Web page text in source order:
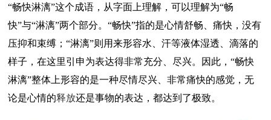
“畅快淋漓”这个成语，从字面上理解，可以理解为“畅
快”与“淋漓”两个部分。“畅快”指的是心情舒畅、痛快，没有
压抑和束缚；“淋漓”则用来形容水、汗等液体湿透、滴落的
样子，在这里引申为表达得非常充分、尽兴。因此，“畅快
淋漓”整体上形容的是一种尽情尽兴、非常痛快的感觉，无
论是心情的释放还是事物的表达，都达到了极致。